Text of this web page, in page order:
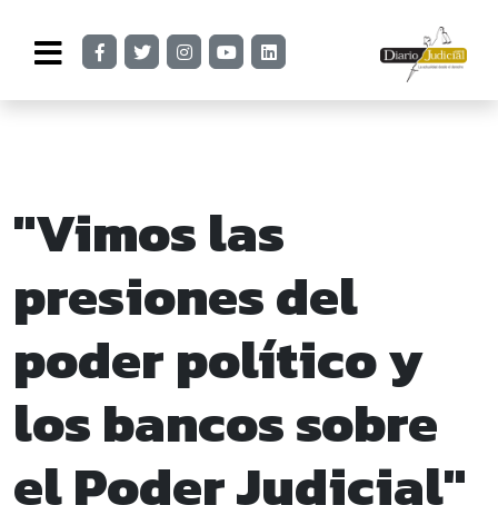
"Vimos las
presiones del
poder político y
los bancos sobre
el Poder Judicial"